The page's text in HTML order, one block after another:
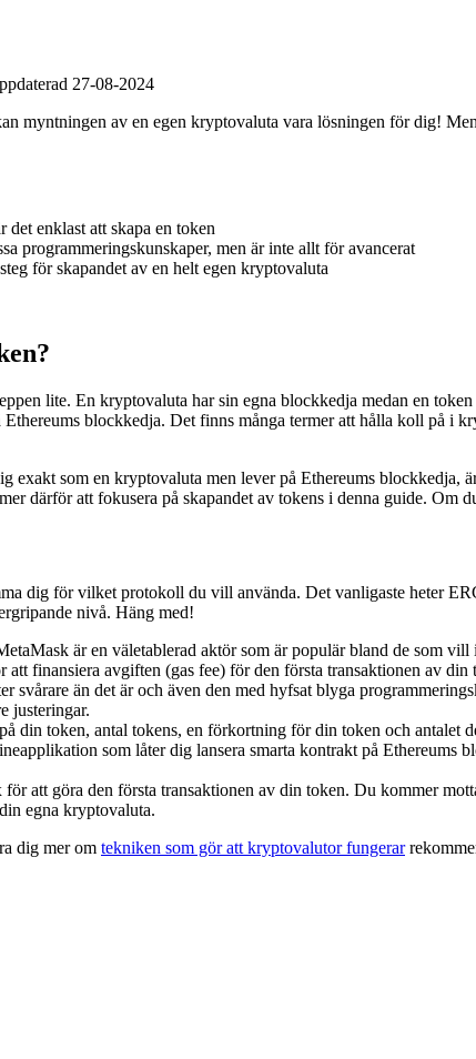
27-08-2024
myntningen av en egen kryptovaluta vara lösningen för dig!
enklast att skapa en token
programmeringskunskaper, men är inte allt för avancerat
för skapandet av en helt egen kryptovaluta
lite. En kryptovaluta har sin egna blockkedja medan en
blockkedja. Det finns många termer att hålla koll på i
exakt som en kryptovaluta men lever på Ethereums
därför att fokusera på skapandet av tokens i denna guide. Om
dig för vilket protokoll du vill använda. Det vanligaste heter
nivå. Häng med!
är en väletablerad aktör som är populär bland de som
att finansiera avgiften (gas fee) för den första transaktionen av
svårare än det är och även den med hyfsat blyga
justeringar.
din token, antal tokens, en förkortning för din token och antalet
som låter dig lansera smarta kontrakt på Ethereums
att göra den första transaktionen av din token. Du kommer
egna kryptovaluta.
dig mer om tekniken som gör att kryptovalutor fungerar